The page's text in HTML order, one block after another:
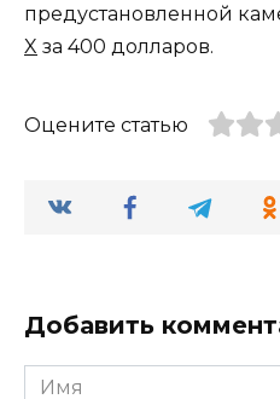
предустановленной
X за 400 долларов.
Оцените статью
Добавить
Имя